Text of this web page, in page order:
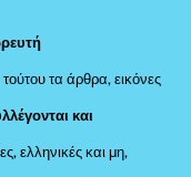
τα άρθρα, εικόνες
και
ελληνικές και μη,